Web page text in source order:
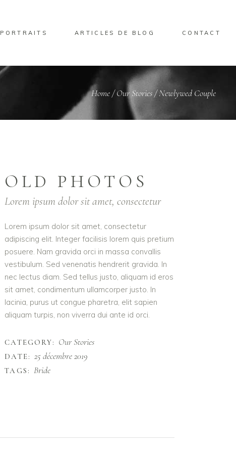
PORTRAITS ARTICLES DE BLOG CONTACT
Home/Our Stories/Newlywed Couple
OLD PHOTOS
Lorem ipsum dolor sit amet, consectetur
Lorem ipsum dolor sit amet, consectetur
adipiscing elit. Integer facilisis lorem quis pretium
posuere. Nam gravida orci in massa convallis
vestibulum. Sed venenatis hendrerit gravida. In
nec lectus diam. Sed tellus justo, aliquam id eros
sit amet, condimentum ullamcorper justo. In
lacinia, purus ut congue pharetra, elit sapien
aliquam turpis, non viverra dui ante id orci.
CATEGORY: Our Stories
DATE: 25 décembre 2019
TAGS: Bride